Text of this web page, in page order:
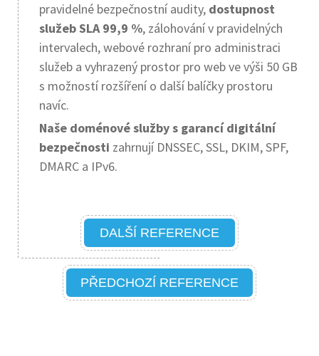
pravidelné bezpečnostní audity, dostupnost
služeb SLA 99,9 %, zálohování v pravidelných
intervalech, webové rozhraní pro administraci
služeb a vyhrazený prostor pro web ve výši 50 GB
s možností rozšíření o další balíčky prostoru
navíc.
Naše doménové služby s garancí digitální
bezpečnosti zahrnují DNSSEC, SSL, DKIM, SPF,
DMARC a IPv6.
PŘEDCHOZÍ REFERENCE
DALŠÍ REFERENCE